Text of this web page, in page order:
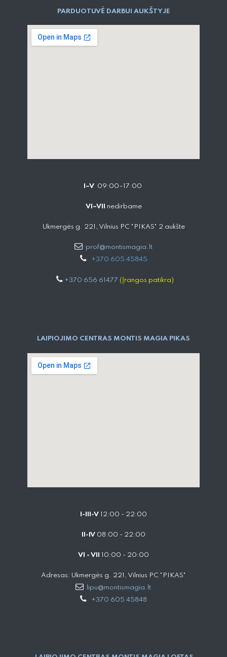
PARDUOTUVĖ DARBUI AUKŠTYJE
I–V 09:00–17:00
VI–VII nedirbame
Ukmergės g. 221, Vilnius PC "PIKAS" 2 aukšte
prof@montismagia.lt
+370 605 4584​5
+370 656 61477 (Įrangos patikra)
LAIPIOJIMO CENTRAS MONTIS MAGIA PIKAS
I-III-V 12:00 - 22:00
II-IV 08:00 - 22:00
VI - VII 10:00 - 20:00
Adresas: Ukmergės g. 221, Vilnius PC "PIKAS"
lipu@montismagia.lt
+370 605 45848